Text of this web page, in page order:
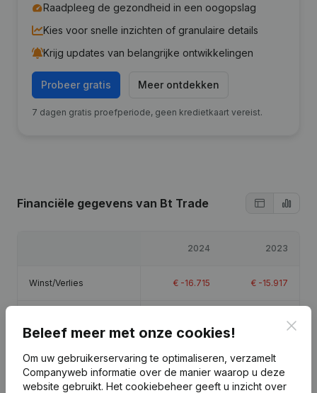
Raadpleeg de gezondheid in een oogopslag
Kies voor snelle inzichten of granulaire details
Krijg updates van belangrijke ontwikkelingen
Probeer gratis Meer ontdekken
7 dagen gratis proefperiode, geen kredietkaart vereist.
Financiële gegevens van Bt Trade
2024 2023
Winst/Verlies € -16.715 € -15.917
Brutomarge €-16.038 -15.826
Beleef meer met onze cookies!
Om uw gebruikerservaring te optimaliseren, verzamelt
Companyweb informatie over de manier waarop u deze
website gebruikt. Het cookiebeheer geeft u inzicht over